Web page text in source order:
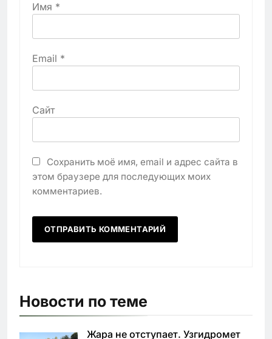
Имя *
Email *
Сайт
Сохранить моё имя, email и адрес сайта в
этом браузере для последующих моих
комментариев.
Новости по теме
Жара не отступает. Узгидромет